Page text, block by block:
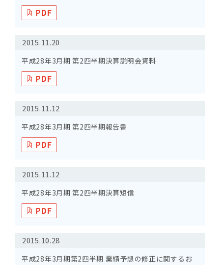
2015.11.20
平成28年3月期 第2四半期決算説明会資料
2015.11.12
平成28年3月期 第2四半期報告書
2015.11.12
平成28年3月期 第2四半期決算短信
2015.10.28
平成28年3月期第2四半期 業績予想の修正に関するお